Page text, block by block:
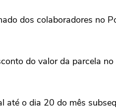
dos colaboradores no
do valor da parcela
até o dia 20 do mês